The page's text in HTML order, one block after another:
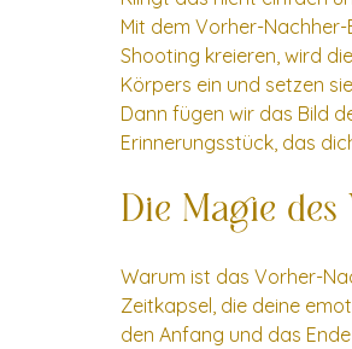
Mit dem Vorher-
Shooting kreieren, wird
Körpers ein und setzen
Dann fügen wir das Bild
Erinnerungsstück, das
Die Magie
Warum ist das Vorher-
Zeitkapsel, die deine
den Anfang und das